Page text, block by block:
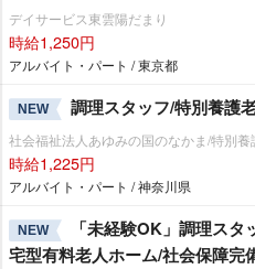
デイサービス東雲陽だまり
時給1,250円
アルバイト・パート / 東京都
NEW 調理スタッフ/特別養護
社会福祉法人あゆみの国のなかま/特別
時給1,225円
アルバイト・パート / 神奈川県
NEW
「未経験OK」調理ス
宅型有料老人ホーム/社会保障完